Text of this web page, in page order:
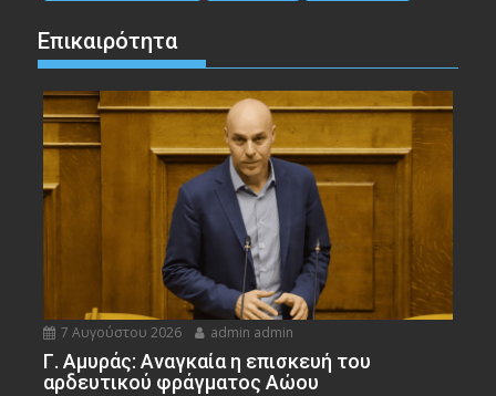
Επικαιρότητα
7 Αυγούστου 2026 admin admin
Γ. Αμυράς: Αναγκαία η επισκευή του
αρδευτικού φράγματος Αώου